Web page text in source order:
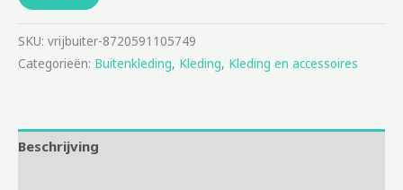
SKU: vrijbuiter-8720591105749
Categorieën: Buitenkleding, Kleding, Kleding en accessoires
Beschrijving